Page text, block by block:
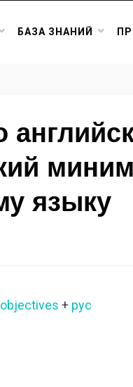
БАЗА ЗНАНИЙ
языку
+ рус